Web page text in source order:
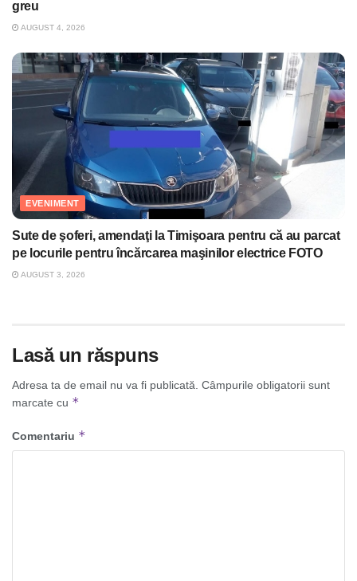
greu
AUGUST 4, 2026
EVENIMENT
Sute de şoferi, amendaţi la Timişoara pentru că au parcat
pe locurile pentru încărcarea maşinilor electrice FOTO
AUGUST 3, 2026
Lasă un răspuns
Adresa ta de email nu va fi publicată. Câmpurile obligatorii sunt
marcate cu *
Comentariu *